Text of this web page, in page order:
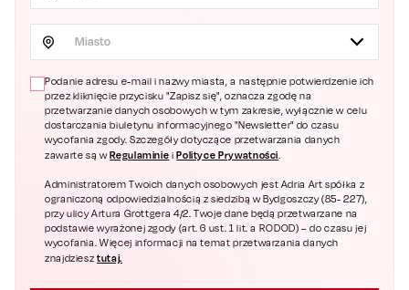
Miasto
Podanie adresu e-mail i nazwy miasta, a następnie potwierdzenie ich
przez kliknięcie przycisku "Zapisz się", oznacza zgodę na
przetwarzanie danych osobowych w tym zakresie, wyłącznie w celu
dostarczania biuletynu informacyjnego "Newsletter" do czasu
wycofania zgody. Szczegóły dotyczące przetwarzania danych
zawarte są wRegulaminie i Polityce Prywatności.
Administratorem Twoich danych osobowych jest Adria Art spółka z
ograniczoną odpowiedzialnością z siedzibą w Bydgoszczy (85- 227),
przy ulicy Artura Grottgera 4/2. Twoje dane będą przetwarzane na
podstawie wyrażonej zgody (art. 6 ust. 1 lit. a RODOD) – do czasu jej
wycofania. Więcej informacji na temat przetwarzania danych
znajdziesztutaj.